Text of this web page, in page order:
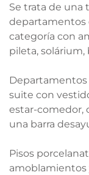
Se trata de una
departamentos
categoría con
pileta, solárium,
Departamentos
suite con
estar-comedor,
una barra
Pisos
amoblamientos